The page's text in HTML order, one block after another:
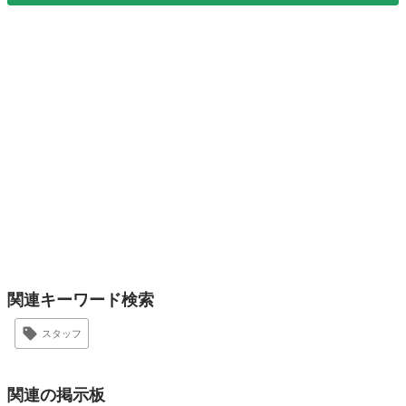
関連キーワード検索
スタッフ
関連の掲示板